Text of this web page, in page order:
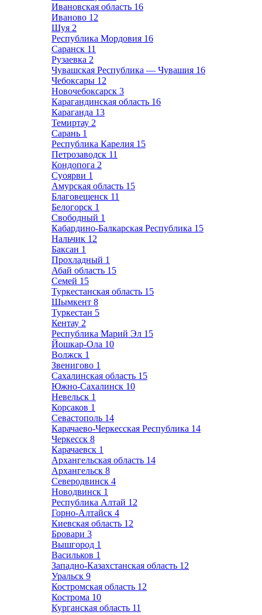
Ивановская область 16
Иваново 12
Шуя 2
Республика Мордовия 16
Саранск 11
Рузаевка 2
Чувашская Республика — Чувашия 16
Чебоксары 12
Новочебоксарск 3
Карагандинская область 16
Караганда 13
Темиртау 2
Сарань 1
Республика Карелия 15
Петрозаводск 11
Кондопога 2
Суоярви 1
Амурская область 15
Благовещенск 11
Белогорск 1
Свободный 1
Кабардино-Балкарская Республика 15
Нальчик 12
Баксан 1
Прохладный 1
Абай область 15
Семей 15
Туркестанская область 15
Шымкент 8
Туркестан 5
Кентау 2
Республика Марий Эл 15
Йошкар-Ола 10
Волжск 1
Звенигово 1
Сахалинская область 15
Южно-Сахалинск 10
Невельск 1
Корсаков 1
Севастополь 14
Карачаево-Черкесская Республика 14
Черкесск 8
Карачаевск 1
Архангельская область 14
Архангельск 8
Северодвинск 4
Новодвинск 1
Республика Алтай 12
Горно-Алтайск 4
Киевская область 12
Бровари 3
Вышгород 1
Васильков 1
Западно-Казахстанская область 12
Уральск 9
Костромская область 12
Кострома 10
Курганская область 11